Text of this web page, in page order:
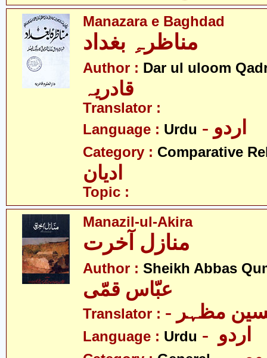
Manazara e Baghdad
مناظرہِ بغداد
Author : Dar ul uloom
قادریہ
Translator :
Language : Urdu - اردو
Category : Comparative
ادیان
Topic :
Manazil-ul-Akira
منازل آخرت
Author : Sheikh Abbas
عبّاس قمّی
Translator : حسین مظہر
Language : Urdu